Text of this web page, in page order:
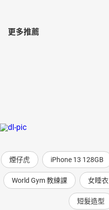
更多推薦
煙仔虎 iPhone 13 128GB
World Gym 教練課 女睡衣
短髮造型